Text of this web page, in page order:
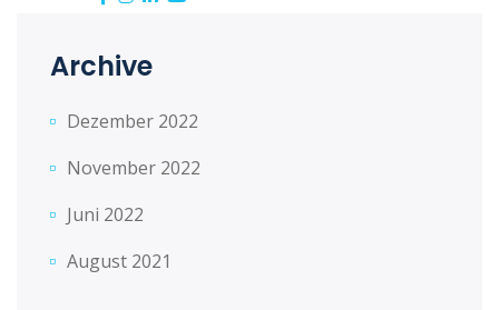
Archive
Dezember 2022
November 2022
Juni 2022
August 2021